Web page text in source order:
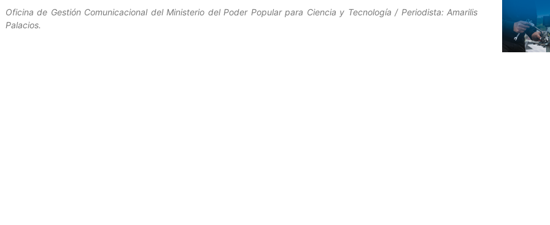
Oficina de Gestión Comunicacional del Ministerio del Poder Popular para Ciencia y Tecnología / Periodista: Amarilis
Palacios.